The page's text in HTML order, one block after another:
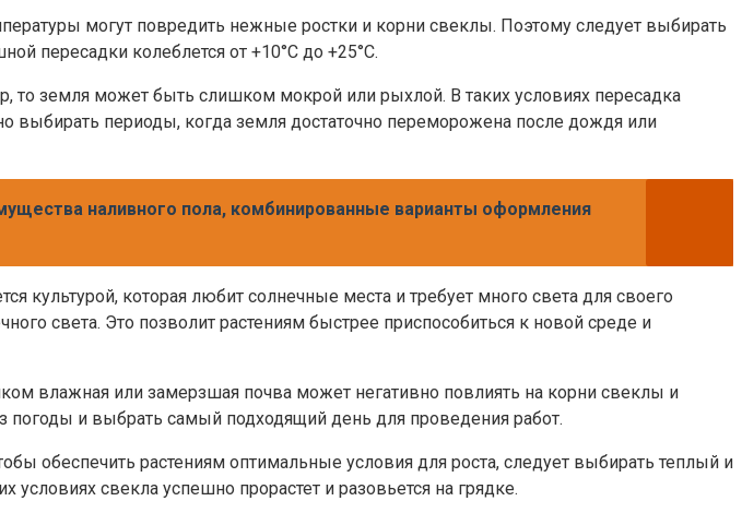
могут повредить нежные ростки и корни свеклы. Поэтому следует выбирать
пересадки колеблется от +10°C до +25°C.
земля может быть слишком мокрой или рыхлой. В таких условиях пересадка
периоды, когда земля достаточно переморожена после дождя или
наливного пола, комбинированные варианты оформления
культурой, которая любит солнечные места и требует много света для своего
света. Это позволит растениям быстрее приспособиться к новой среде и
влажная или замерзшая почва может негативно повлиять на корни свеклы и
погоды и выбрать самый подходящий день для проведения работ.
обеспечить растениям оптимальные условия для роста, следует выбирать теплый и
свекла успешно прорастет и разовьется на грядке.